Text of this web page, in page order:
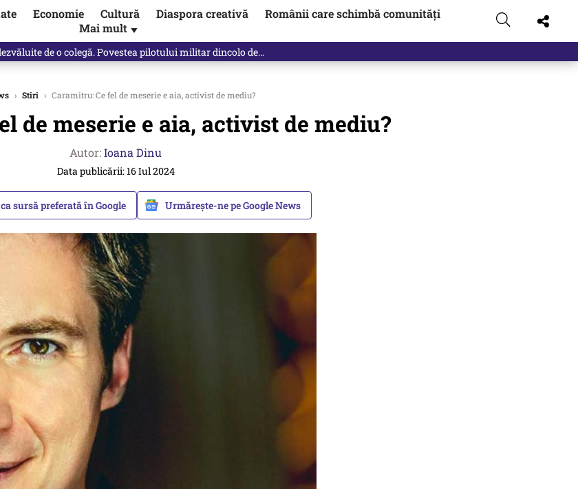
Economie Cultură Diaspora creativă
Românii care schimbă comunități
Mai mult ▼
de o colegă. Povestea pilotului militar dincolo de…
› Stiri › Caramitru: Ce fel de meserie e aia, activist de mediu?
de meserie e aia, activist de mediu?
Autor:Ioana Dinu
Data publicării: 16 Iul 2024
sursă preferată în Google Urmărește-ne pe Google News